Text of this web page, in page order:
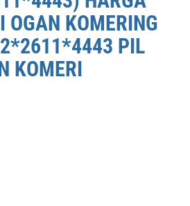
OGAN KOMERING
PIL
KOMERI